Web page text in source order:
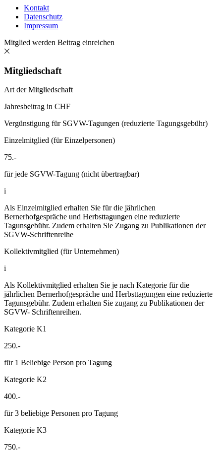
Kontakt
Datenschutz
Impressum
Mitglied werden Beitrag einreichen
Mitgliedschaft
Art der Mitgliedschaft
Jahresbeitrag in CHF
Vergünstigung für SGVW-Tagungen (reduzierte Tagungsgebühr)
Einzelmitglied (für Einzelpersonen)
75.-
für jede SGVW-Tagung (nicht übertragbar)
i
Als Einzelmitglied erhalten Sie für die jährlichen
Bernerhofgespräche und Herbsttagungen eine reduzierte
Tagunsgebühr. Zudem erhalten Sie Zugang zu Publikationen der
SGVW-Schriftenreihe
Kollektivmitglied (für Unternehmen)
i
Als Kollektivmitglied erhalten Sie je nach Kategorie für die
jährlichen Bernerhofgespräche und Herbsttagungen eine reduzierte
Tagunsgebühr. Zudem erhalten Sie zugang zu Publikationen der
SGVW- Schriftenreihen.
Kategorie K1
250.-
für 1 Beliebige Person pro Tagung
Kategorie K2
400.-
für 3 beliebige Personen pro Tagung
Kategorie K3
750.-